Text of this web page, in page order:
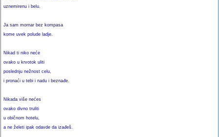
uznemirenu i belu.
Ja sam mornar bez kompasa
kome uvek polude ladje.
Nikad ti niko neće
ovako u krvotok uliti
poslednju nežnost celu,
i pronaći u tebi i nadu i beznađe.
Nikada više nećes
ovako divno truliti
u običnom hotelu,
a ne želeti ipak odavde da izađeš.